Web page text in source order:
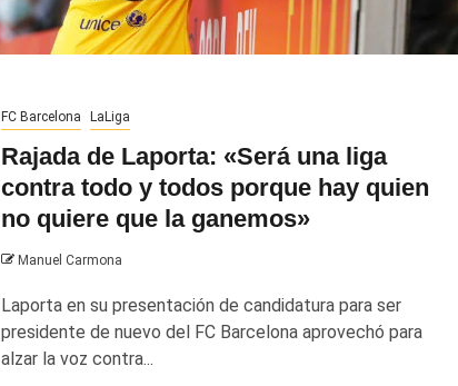
FC Barcelona LaLiga
Rajada de Laporta: «Será una liga
contra todo y todos porque hay quien
no quiere que la ganemos»
Manuel Carmona
Laporta en su presentación de candidatura para ser
presidente de nuevo del FC Barcelona aprovechó para
alzar la voz contra...